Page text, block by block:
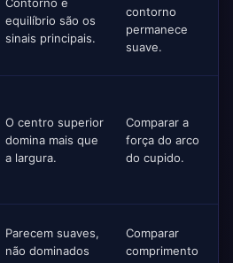
equilíbrio são os
sinais principais.
contorno
permanece
suave.
O centro superior
domina mais que
a largura.
Comparar a
força do arco
do cupido.
Parecem suaves,
não dominados
Comparar
comprimento